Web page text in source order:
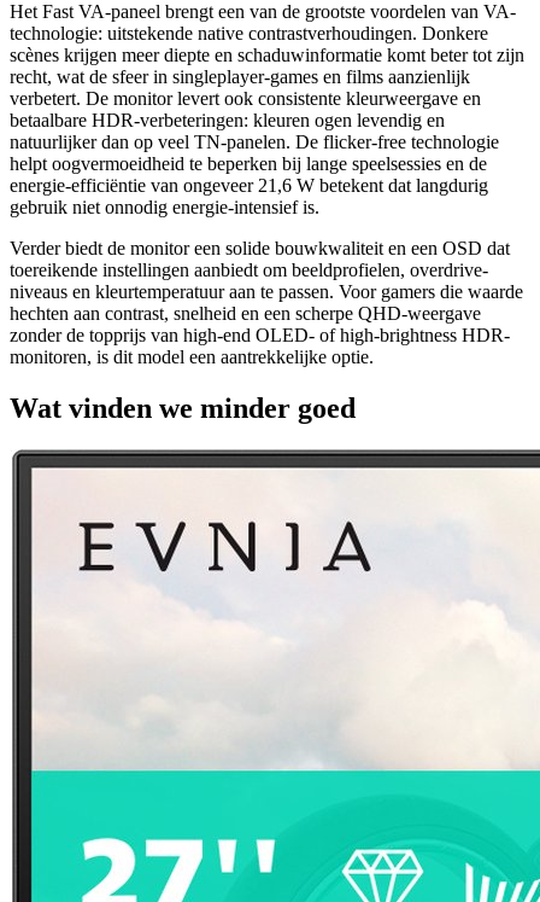
Het Fast VA-paneel brengt een van de grootste voordelen van VA-
technologie: uitstekende native contrastverhoudingen. Donkere
scènes krijgen meer diepte en schaduwinformatie komt beter tot zijn
recht, wat de sfeer in singleplayer-games en films aanzienlijk
verbetert. De monitor levert ook consistente kleurweergave en
betaalbare HDR-verbeteringen: kleuren ogen levendig en
natuurlijker dan op veel TN-panelen. De flicker-free technologie
helpt oogvermoeidheid te beperken bij lange speelsessies en de
energie-efficiëntie van ongeveer 21,6 W betekent dat langdurig
gebruik niet onnodig energie-intensief is.
Verder biedt de monitor een solide bouwkwaliteit en een OSD dat
toereikende instellingen aanbiedt om beeldprofielen, overdrive-
niveaus en kleurtemperatuur aan te passen. Voor gamers die waarde
hechten aan contrast, snelheid en een scherpe QHD-weergave
zonder de topprijs van high-end OLED- of high-brightness HDR-
monitoren, is dit model een aantrekkelijke optie.
Wat vinden we minder goed